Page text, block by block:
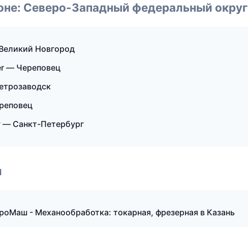
Северо-Западный федеральный округ
Новгород
— Череповец
— Санкт-Петербург
- Механообработка: токарная, фрезерная в Казань